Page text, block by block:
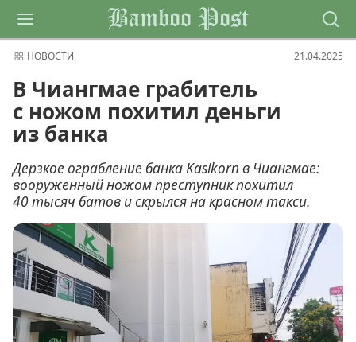
Bamboo Post
НОВОСТИ 21.04.2025
В Чиангмае грабитель
с ножом похитил деньги
из банка
Дерзкое ограбление банка Kasikorn в Чиангмае:
вооруженный ножом преступник похитил
40 тысяч батов и скрылся на красном такси.